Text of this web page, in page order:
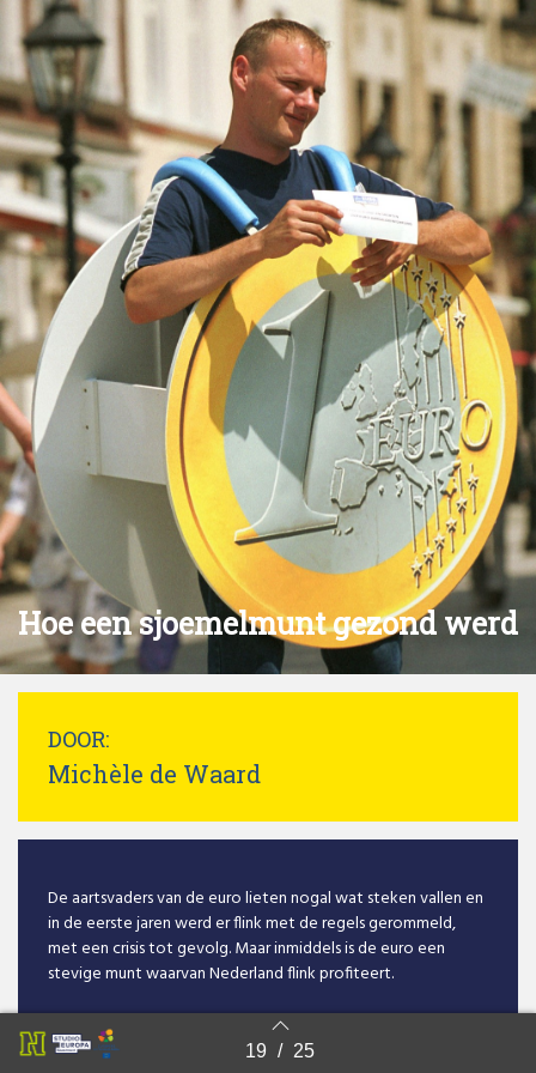
Back to index 19 / 25
Hoe een sjoemelmunt gezond werd
DOOR:
Michèle de Waard
De aartsvaders van de euro lieten nogal wat steken vallen en
in de eerste jaren werd er flink met de regels gerommeld,
met een crisis tot gevolg. Maar inmiddels is de euro een
stevige munt waarvan Nederland flink profiteert.